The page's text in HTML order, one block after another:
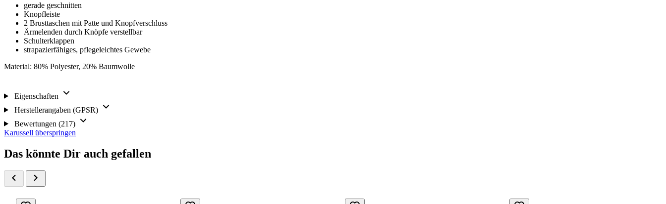
gerade geschnitten
Knopfleiste
2 Brusttaschen mit Patte und Knopfverschluss
Ärmelenden durch Knöpfe verstellbar
Schulterklappen
strapazierfähiges, pflegeleichtes Gewebe
Material: 80% Polyester, 20% Baumwolle
Eigenschaften
Herstellerangaben (GPSR)
Bewertungen (217)
Karussell überspringen
Das könnte Dir auch gefallen